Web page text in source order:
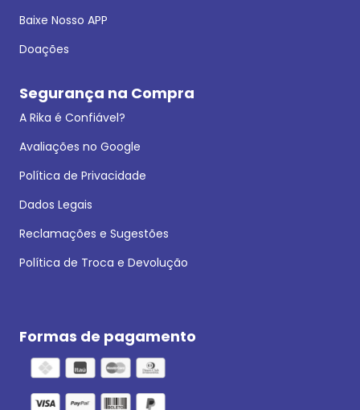
Baixe Nosso APP
Doações
Segurança na Compra
A Rika é Confiável?
Avaliações no Google
Política de Privacidade
Dados Legais
Reclamações e Sugestões
Política de Troca e Devolução
Formas de pagamento